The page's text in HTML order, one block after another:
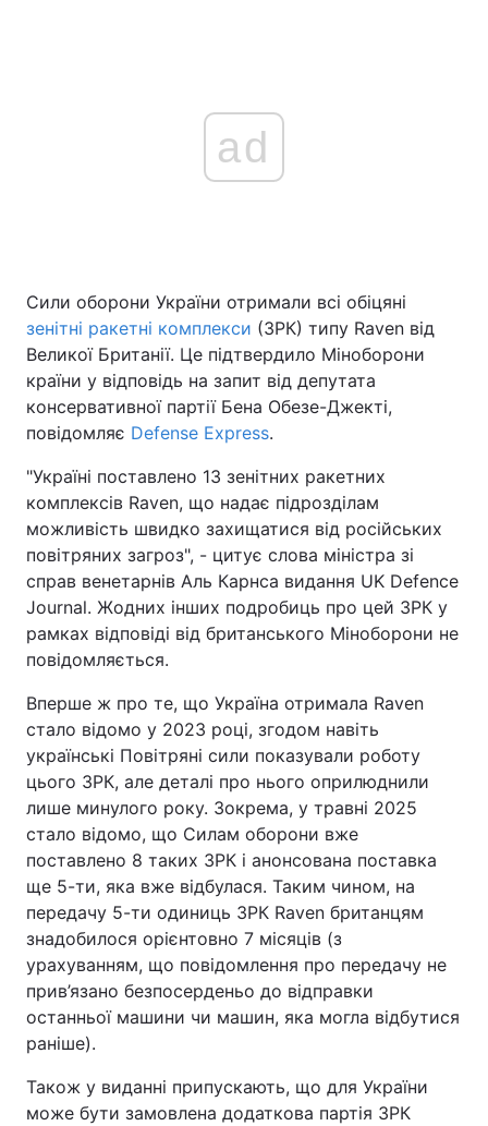
ad
Сили оборони України отримали всі обіцяні
зенітні ракетні комплекси (ЗРК) типу Raven від
Великої Британії. Це підтвердило Міноборони
країни у відповідь на запит від депутата
консервативної партії Бена Обезе-Джекті,
повідомляє Defense Express.
"Україні поставлено 13 зенітних ракетних
комплексів Raven, що надає підрозділам
можливість швидко захищатися від російських
повітряних загроз", - цитує слова міністра зі
справ венетарнів Аль Карнса видання UK Defence
Journal. Жодних інших подробиць про цей ЗРК у
рамках відповіді від британського Міноборони не
повідомляється.
Вперше ж про те, що Україна отримала Raven
стало відомо у 2023 році, згодом навіть
українські Повітряні сили показували роботу
цього ЗРК, але деталі про нього оприлюднили
лише минулого року. Зокрема, у травні 2025
стало відомо, що Силам оборони вже
поставлено 8 таких ЗРК і анонсована поставка
ще 5-ти, яка вже відбулася. Таким чином, на
передачу 5-ти одиниць ЗРК Raven британцям
знадобилося орієнтовно 7 місяців (з
урахуванням, що повідомлення про передачу не
прив’язано безпосерденьо до відправки
останньої машини чи машин, яка могла відбутися
раніше).
Також у виданні припускають, що для України
може бути замовлена додаткова партія ЗРК